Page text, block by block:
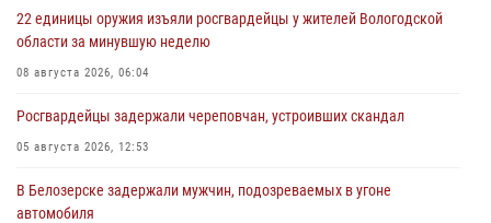
22 единицы оружия изъяли росгвардейцы у жителей Вологодской
области за минувшую неделю
08 августа 2026, 06:04
Росгвардейцы задержали череповчан, устроивших скандал
05 августа 2026, 12:53
В Белозерске задержали мужчин, подозреваемых в угоне
автомобиля